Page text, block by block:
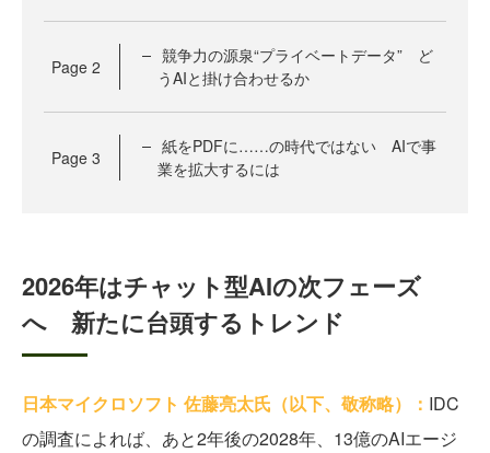
Page 2
競争力の源泉“プライベートデータ” ど
うAIと掛け合わせるか
Page 3
紙をPDFに……の時代ではない AIで事
業を拡大するには
2026年はチャット型AIの次フェーズ
へ 新たに台頭するトレンド
日本マイクロソフト 佐藤亮太氏（以下、敬称略）： IDC
の調査によれば、あと2年後の2028年、13億のAIエージ